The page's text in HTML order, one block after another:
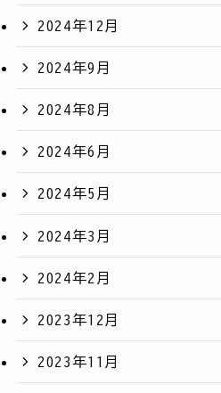
2024年12月
2024年9月
2024年8月
2024年6月
2024年5月
2024年3月
2024年2月
2023年12月
2023年11月